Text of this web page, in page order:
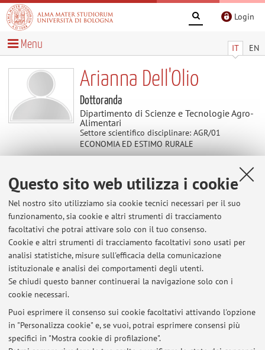
Questo sito web utilizza i cookie
Nel nostro sito utilizziamo sia cookie tecnici necessari per il suo
funzionamento, sia cookie e altri strumenti di tracciamento
facoltativi che potrai attivare solo con il tuo consenso.
Cookie e altri strumenti di tracciamento facoltativi sono usati per
analisi statistiche, misure sull'efficacia della comunicazione
istituzionale e analisi dei comportamenti degli utenti.
Se chiudi questo banner continuerai la navigazione solo con i
cookie necessari.
Puoi esprimere il consenso sui cookie facoltativi attivando l'opzione
in "Personalizza cookie" e, se vuoi, potrai esprimere consensi più
specifici in "Mostra cookie di profilazione".
Login
IT EN
Menu
Arianna Dell'Olio
Dottoranda
Dipartimento di Scienze e Tecnologie Agro-
Alimentari
Settore scientifico disciplinare: AGR/01
ECONOMIA ED ESTIMO RURALE
Contatti
E-mail: arianna.dellolio2@unibo.it
Dipartimento di Scienze e Tecnologie Agro-Alimentari
Viale Fanin 50, Bologna -Vai alla mappa
Ultimi avvisi